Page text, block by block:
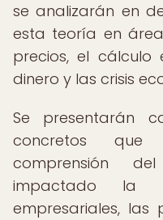
se analizarán en
esta teoría en
precios, el cálculo
dinero y las crisis
Se presentarán
concretos
comprensión
impactado la
empresariales, las